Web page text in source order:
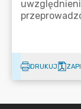
DRUKUJ